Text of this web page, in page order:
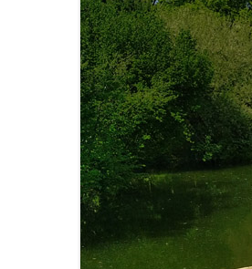
MAIN D’OEUVRE
À QUATRE PATTES 2/2
À QUATRE PATTES 1/2
OKTO
COCOON#2 : DANGOMUSHI
COCOON#1 : DODECAHEDRON
MUE